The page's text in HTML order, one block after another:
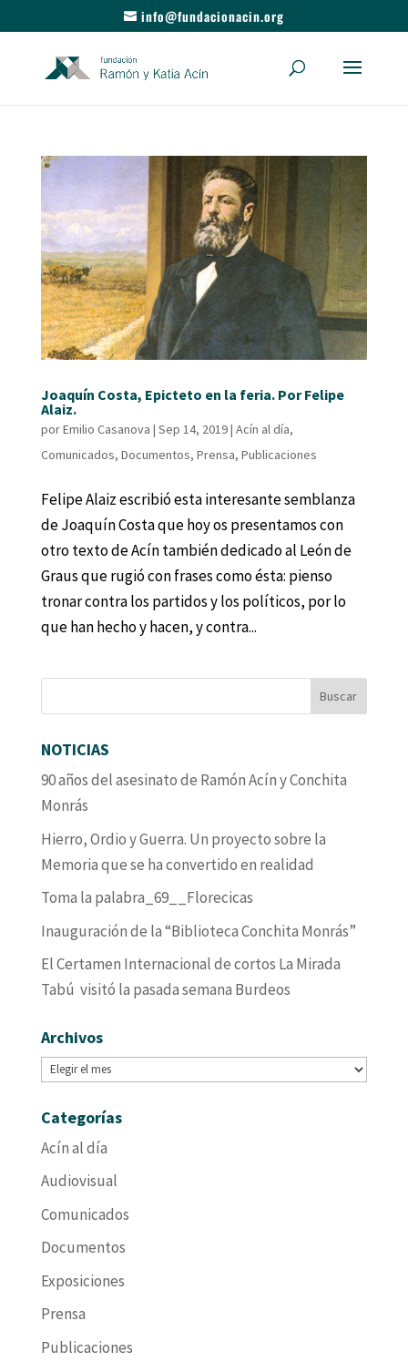
info@fundacionacin.org
Joaquín Costa, Epicteto en la feria. Por Felipe
Alaiz.
porEmilio Casanova | Sep 14, 2019| Acín al día,
Comunicados, Documentos, Prensa, Publicaciones
Felipe Alaiz escribió esta interesante semblanza
de Joaquín Costa que hoy os presentamos con
otro texto de Acín también dedicado al León de
Graus que rugió con frases como ésta: pienso
tronar contra los partidos y los políticos, por lo
que han hecho y hacen, y contra...
NOTICIAS
90 años del asesinato de Ramón Acín y Conchita
Monrás
Hierro, Ordio y Guerra. Un proyecto sobre la
Memoria que se ha convertido en realidad
Toma la palabra_69__Florecicas
Inauguración de la “Biblioteca Conchita Monrás”
El Certamen Internacional de cortos La Mirada
Tabú visitó la pasada semana Burdeos
Archivos
Archivos
Categorías
Acín al día
Audiovisual
Comunicados
Documentos
Exposiciones
Prensa
Publicaciones